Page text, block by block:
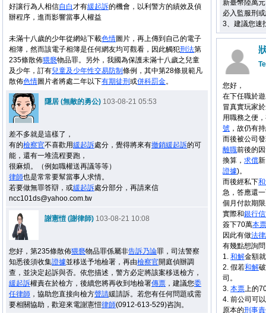
新臺幣陸萬
必入監服刑
3、建議您速
好讓行為人相信自白才有緩起訴的機會，以利警方的績效及偵
辦程序，進而影響當事人權益
未滿十八歲的少年從網站下載色情圖片，再上傳到自己的電子
相簿，然而該電子相簿是任何網友均可觀看，因此觸犯刑法第
235條散佈猥褻物品罪。另外，我國為保護未滿十八歲之兒童
及少年，訂有兒童及少年性交易防制 條例，其中第28條規範凡
散佈色情圖片者將處二年以下有期徒刑 或併科罰金。
隱居 (無敵的勇公) 103-08-21 05:53
差不多就是這樣了，
有的檢察官不喜歡用緩起訴處分，覺得將來有撤銷緩起訴的可
能，還有一堆流程要跑，
很麻煩。（例如職權送再議等等）
律師也是常常要幫當事人求情。
若要做無罪答辯，或緩起訴處分部分，再請來信
ncc101ds@yahoo.com.tw
謝憲愷 (謝律師) 103-08-21 10:08
您好，第235條散佈猥褻物品罪係屬非告訴乃論罪，司法警察
知悉後須收集證據並移送予地檢署，再由檢察官開庭偵辦調
查，並決定起訴與否。依您描述，警方必定將該案移送檢方，
緩起訴權責在於檢方，後續您將再收到地檢署傳票 ，建議您委
任律師 ，協助您直接向檢方聲請緩請訴。若您有任何問題或需
要相關協助，歡迎來電謝憲愷律師(0912-613-529)咨詢。
您好，
在下任職於
冒真實玩家
用職務之便
號 ，故仍有
而後被公司
離職前後的
換算， 求償
證據)。
而後經私下
急，答應還
個月付款期
實際和銀行
簽下70萬本票
因此有做法律
有幾點想詢
1. 和解金額就
2. 假若和解
司。
3. 本票上的
4. 前公司可
原本的刑事